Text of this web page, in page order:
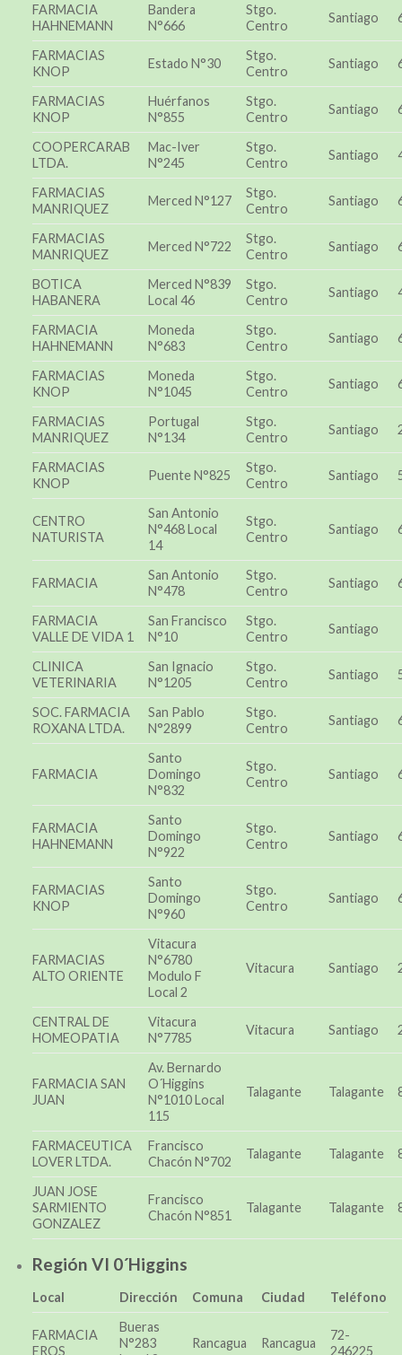
FARMACIA
HAHNEMANN
Bandera
N°666
Stgo.
Centro
Santiago
FARMACIAS
KNOP
Estado N°30
Stgo.
Centro
Santiago
FARMACIAS
KNOP
Huérfanos
N°855
Stgo.
Centro
Santiago
COOPERCARAB
LTDA.
Mac-Iver
N°245
Stgo.
Centro
Santiago
FARMACIAS
MANRIQUEZ
Merced N°127
Stgo.
Centro
Santiago
FARMACIAS
MANRIQUEZ
Merced N°722
Stgo.
Centro
Santiago
BOTICA
HABANERA
Merced N°839
Local 46
Stgo.
Centro
Santiago
FARMACIA
HAHNEMANN
Moneda
N°683
Stgo.
Centro
Santiago
FARMACIAS
KNOP
Moneda
N°1045
Stgo.
Centro
Santiago
FARMACIAS
MANRIQUEZ
Portugal
N°134
Stgo.
Centro
Santiago
FARMACIAS
KNOP
Puente N°825
Stgo.
Centro
Santiago
CENTRO
NATURISTA
San Antonio
N°468 Local
14
Stgo.
Centro
Santiago
FARMACIA
San Antonio
N°478
Stgo.
Centro
Santiago
FARMACIA
VALLE DE VIDA 1
San Francisco
N°10
Stgo.
Centro
Santiago
CLINICA
VETERINARIA
San Ignacio
N°1205
Stgo.
Centro
Santiago
SOC. FARMACIA
ROXANA LTDA.
San Pablo
N°2899
Stgo.
Centro
Santiago
FARMACIA
Santo
Domingo
N°832
Stgo.
Centro
Santiago
FARMACIA
HAHNEMANN
Santo
Domingo
N°922
Stgo.
Centro
Santiago
FARMACIAS
KNOP
Santo
Domingo
N°960
Stgo.
Centro
Santiago
FARMACIAS
ALTO ORIENTE
Vitacura
N°6780
Modulo F
Local 2
Vitacura Santiago
CENTRAL DE
HOMEOPATIA
Vitacura
N°7785
Vitacura Santiago
FARMACIA SAN
JUAN
Av. Bernardo
O´Higgins
N°1010 Local
115
Talagante Talagante
FARMACEUTICA
LOVER LTDA.
Francisco
Chacón N°702
Talagante Talagante
JUAN JOSE
SARMIENTO
GONZALEZ
Francisco
Chacón N°851
Talagante Talagante
Región VI 0´Higgins
Local Dirección Comuna Ciudad Teléfono
FARMACIA
EROS
Bueras
N°283
Rancagua Rancagua
72-
246225